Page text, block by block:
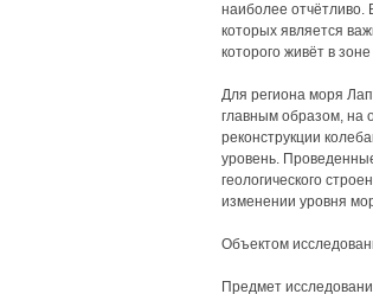
наиболее отчётливо.
которых является
которого живёт в
Для региона моря
главным образом, на
реконструкции
уровень.
геологического
изменении уровня
Объектом
Предмет